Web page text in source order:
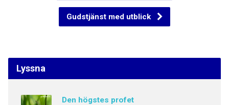
Gudstjänst med utblick
Lyssna
Den högstes profet